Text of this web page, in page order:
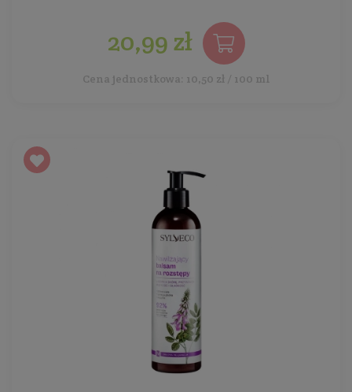
20,99 zł
Cena jednostkowa: 10,50 zł / 100 ml